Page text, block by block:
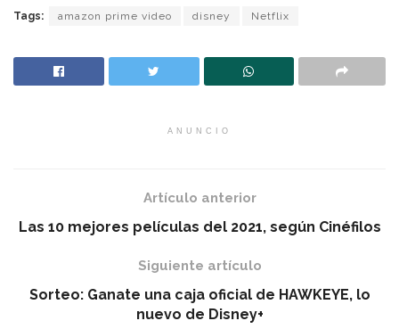
Tags: amazon prime video disney Netflix
ANUNCIO
Artículo anterior
Las 10 mejores películas del 2021, según Cinéfilos
Siguiente artículo
Sorteo: Ganate una caja oficial de HAWKEYE, lo
nuevo de Disney+